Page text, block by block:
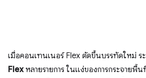
เมื่อคอนเทนเนอร์ Flex ตัดขึ้นบรรทัดใหม่ ร
Flexหลายรายการ ในแง่ของการกระจายพื้